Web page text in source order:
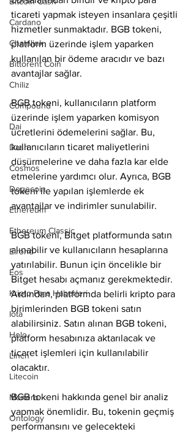
Cardano
Chainlink
Bittorent Coin
Chiliz
Compound
Dai
Dash
Cosmos
Dogecoin
Ethereum
Ethereum Classic
Elrond
Eos
Kripto Para Haberleri
Iota
Holo
Linch
Litecoin
Monero
Ontology
ticareti yapmak isteyen insanlara çeşitli
hizmetler sunmaktadır. BGB tokeni,
platform üzerinde işlem yaparken
kullanılan bir ödeme aracıdır ve bazı
avantajlar sağlar.
BGB tokeni, kullanıcıların platform
üzerinde işlem yaparken komisyon
ücretlerini ödemelerini sağlar. Bu,
kullanıcıların ticaret maliyetlerini
düşürmelerine ve daha fazla kar elde
etmelerine yardımcı olur. Ayrıca, BGB
tokeni ile yapılan işlemlerde ek
avantajlar ve indirimler sunulabilir.
BGB tokeni, Bitget platformunda satın
alınabilir ve kullanıcıların hesaplarına
yatırılabilir. Bunun için öncelikle bir
Bitget hesabı açmanız gerekmektedir.
Ardından, platformda belirli kripto para
birimlerinden BGB tokeni satın
alabilirsiniz. Satın alınan BGB tokeni,
platform hesabınıza aktarılacak ve
ticaret işlemleri için kullanılabilir
olacaktır.
BGB tokeni hakkında genel bir analiz
yapmak önemlidir. Bu, tokenin geçmiş
performansını ve gelecekteki